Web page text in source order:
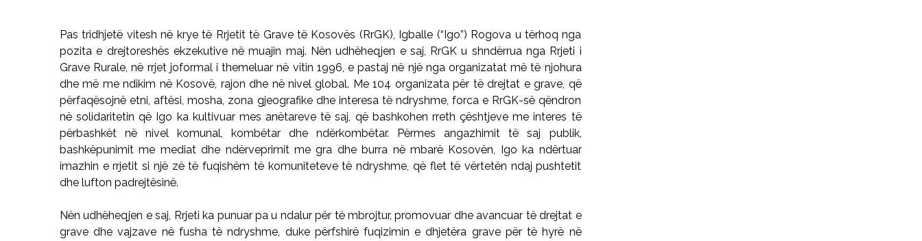
Pas tridhjetë vitesh në krye të Rrjetit të Grave të Kosovës (RrGK), Igballe (“Igo”) Rogova u tërhoq nga
pozita e drejtoreshës ekzekutive në muajin maj. Nën udhëheqjen e saj, RrGK u shndërrua nga Rrjeti i
Grave Rurale, në rrjet joformal i themeluar në vitin 1996, e pastaj në një nga organizatat më të njohura
dhe më me ndikim në Kosovë, rajon dhe në nivel global. Me 104 organizata për të drejtat e grave, që
përfaqësojnë etni, aftësi, mosha, zona gjeografike dhe interesa të ndryshme, forca e RrGK-së qëndron
në solidaritetin që Igo ka kultivuar mes anëtareve të saj, që bashkohen rreth çështjeve me interes të
përbashkët në nivel komunal, kombëtar dhe ndërkombëtar. Përmes angazhimit të saj publik,
bashkëpunimit me mediat dhe ndërveprimit me gra dhe burra në mbarë Kosovën, Igo ka ndërtuar
imazhin e rrjetit si një zë të fuqishëm të komuniteteve të ndryshme, që flet të vërtetën ndaj pushtetit
dhe lufton padrejtësinë.
Nën udhëheqjen e saj, Rrjeti ka punuar pa u ndalur për të mbrojtur, promovuar dhe avancuar të drejtat e
grave dhe vajzave në fusha të ndryshme, duke përfshirë fuqizimin e dhjetëra grave për të hyrë në